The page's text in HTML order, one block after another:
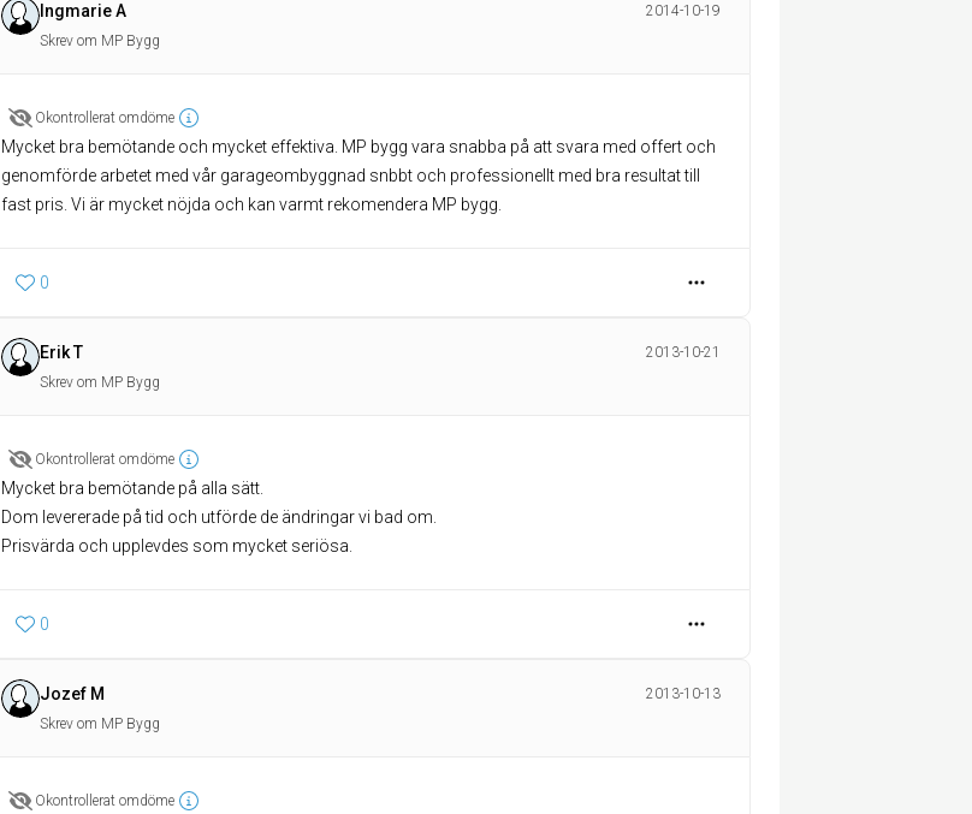
Ingmarie A
2014-10-19
Skrev om MP Bygg
Okontrollerat omdöme
Mycket bra bemötande och mycket effektiva. MP bygg vara snabba på att svara med offert och
genomförde arbetet med vår garageombyggnad snbbt och professionellt med bra resultat till
fast pris. Vi är mycket nöjda och kan varmt rekomendera MP bygg.
0
Erik T
2013-10-21
Skrev om MP Bygg
Okontrollerat omdöme
Mycket bra bemötande på alla sätt.
Dom levererade på tid och utförde de ändringar vi bad om.
Prisvärda och upplevdes som mycket seriösa.
0
Jozef M
2013-10-13
Skrev om MP Bygg
Okontrollerat omdöme